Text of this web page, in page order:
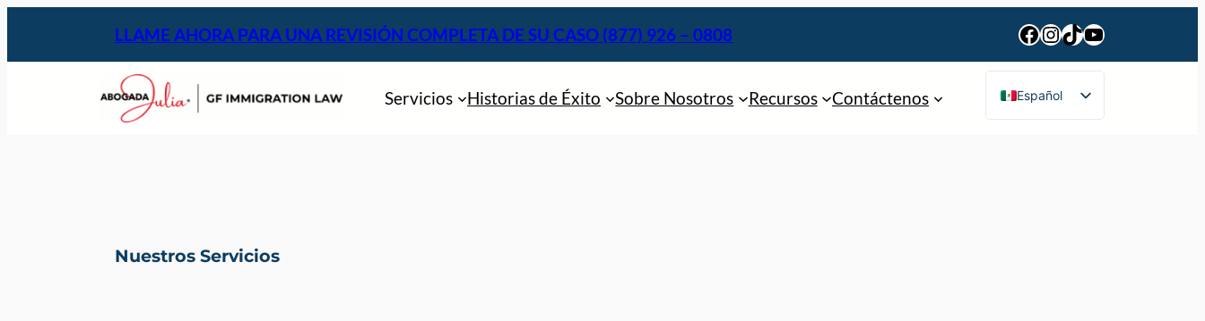
LLAME AHORA PARA UNA REVISIÓN COMPLETA DE SU CASO (877) 926 – 0808 Facebook
Instagram
TikTok
YouTube
Servicios Historias de Éxito Sobre Nosotros Recursos Contáctenos
Español
English
Nuestros Servicios